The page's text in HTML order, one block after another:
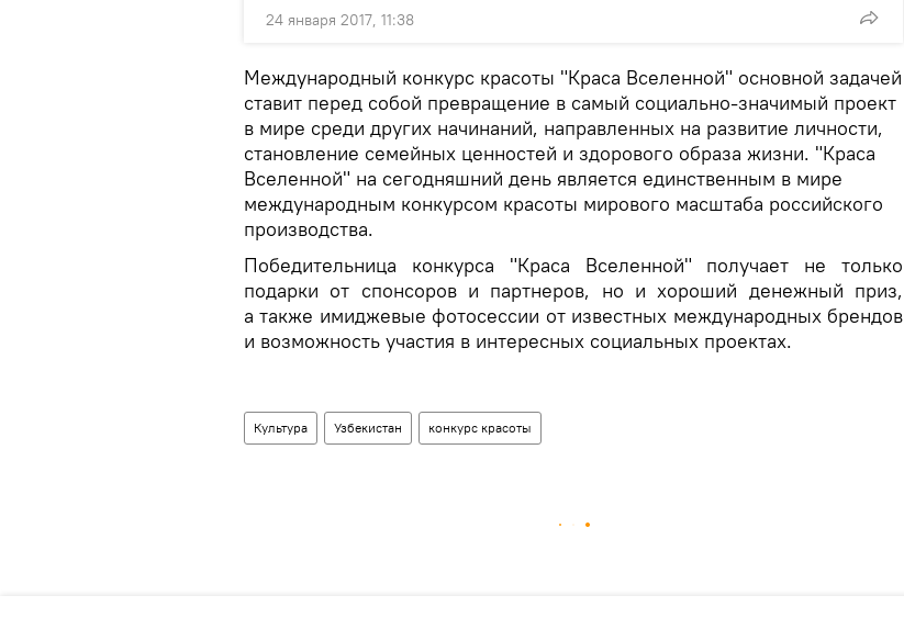
24 января 2017, 11:38
Международный конкурс красоты "Краса Вселенной" основной задачей
ставит перед собой превращение в самый социально-значимый проект
в мире среди других начинаний, направленных на развитие личности,
становление семейных ценностей и здорового образа жизни. "Краса
Вселенной" на сегодняшний день является единственным в мире
международным конкурсом красоты мирового масштаба российского
производства.
Победительница конкурса "Краса Вселенной" получает не только
подарки от спонсоров и партнеров, но и хороший денежный приз,
а также имиджевые фотосессии от известных международных брендов
и возможность участия в интересных социальных проектах.
Культура Узбекистан конкурс красоты